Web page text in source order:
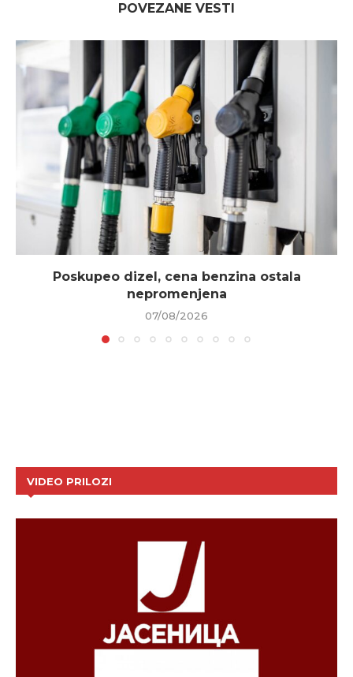
POVEZANE VESTI
Poskupeo dizel, cena benzina ostala
nepromenjena
07/08/2026
VIDEO PRILOZI